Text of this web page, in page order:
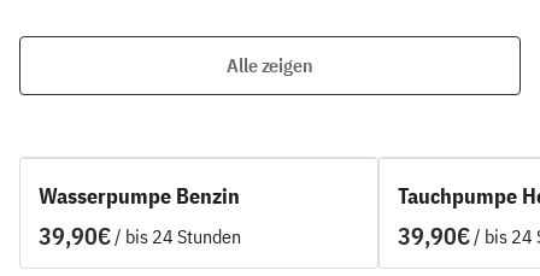
Alle zeigen
Wasserpumpe Benzin
/
Tauchpumpe
/